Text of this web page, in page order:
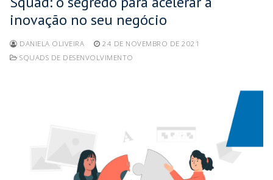
inovação no seu negócio
DANIELA OLIVEIRA
24 DE NOVEMBRO DE 2021
SQUADS DE DESENVOLVIMENTO